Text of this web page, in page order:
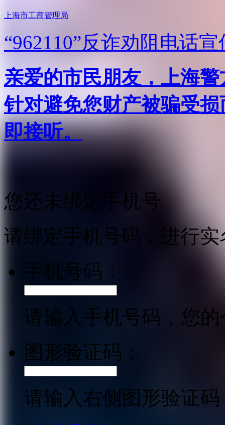
上海市工商管理局
“962110”反诈劝阻电话宣
亲爱的市民朋友，上海
针对避免您财产被骗受
即接听。
您还未绑定手机号
请绑定手机号码，进行
手机号码：
请输入手机号码，您
图形验证码：
请输入右侧图形验证码